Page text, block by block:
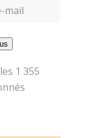
1 355